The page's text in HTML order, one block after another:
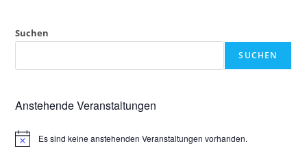
Suchen
SUCHEN
Anstehende Veranstaltungen
H
Es sind keine anstehenden Veranstaltungen vorhanden.